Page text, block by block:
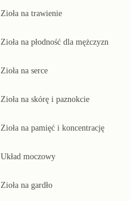
Zioła na trawienie
Zioła na płodność dla mężczyzn
Zioła na serce
Zioła na skórę i paznokcie
Zioła na pamięć i koncentrację
Układ moczowy
Zioła na gardło